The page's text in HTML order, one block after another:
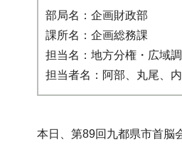
部局名：企画財政部
課所名：企画総務課
担当名：地方分権・広域
担当者名：阿部、丸尾、
本日、第89回九都県市首脳